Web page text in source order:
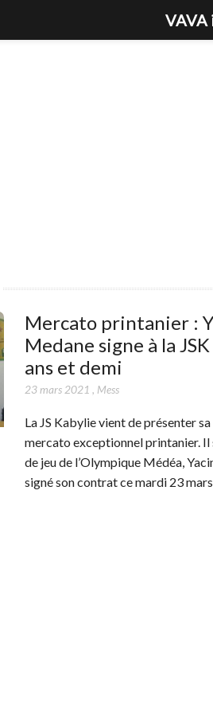
Mercato printanier :
Medane signe à la
ans et demi
23 mars 2021 , Mess
La JS Kabylie vient de présenter
mercato exceptionnel printanier. Il
de jeu de l’Olympique Médéa,
signé son contrat ce mardi 23
VAVA